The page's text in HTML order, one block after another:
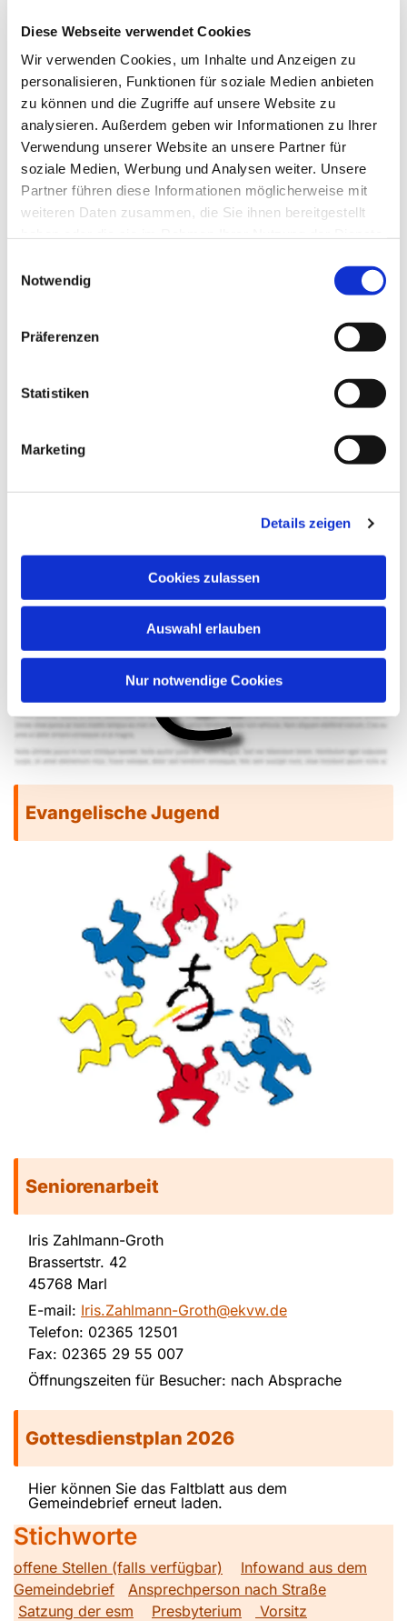
Diese Webseite verwendet Cookies
Wir verwenden Cookies, um Inhalte und Anzeigen zu
personalisieren, Funktionen für soziale Medien anbieten
zu können und die Zugriffe auf unsere Website zu
analysieren. Außerdem geben wir Informationen zu Ihrer
Verwendung unserer Website an unsere Partner für
soziale Medien, Werbung und Analysen weiter. Unsere
Partner führen diese Informationen möglicherweise mit
weiteren Daten zusammen, die Sie ihnen bereitgestellt
Notwendig
Präferenzen
Statistiken
Marketing
Details zeigen
Cookies zulassen
Auswahl erlauben
Nur notwendige Cookies
Jörg Krunke
Personalplanungsraum
Daniel Schwarzmann
Barbara Seydich
Roland Wanke
Gemeindebüro für die esm
Römerstraße 57
45772 Marl
E-mail:re-kg-marl-stadt-
Öffnungzeiten:
09.00 Uhr bis 12.00 Uhr
15.30 Uhr bis 17.30 Uhr
Melden Sie sich zum Newsletter an
Evangelische Jugend
Seniorenarbeit
Iris Zahlmann-Groth
Brassertstr. 42
45768 Marl
E-mail: Iris.Zahlmann-Groth@ekvw.de
Telefon: 02365 12501
Fax: 02365 29 55 007
Öffnungszeiten für Besucher: nach Absprache
Gottesdienstplan 2026
Hier können Sie das Faltblatt aus dem
Gemeindebrief erneut laden.
Stichworte
offene Stellen (falls verfügbar)
Infowand aus dem
Gemeindebrief
Ansprechperson nach Straße
Satzung der esm
Presbyterium
Vorsitz